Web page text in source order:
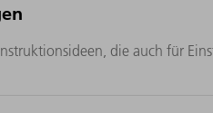
die auch für